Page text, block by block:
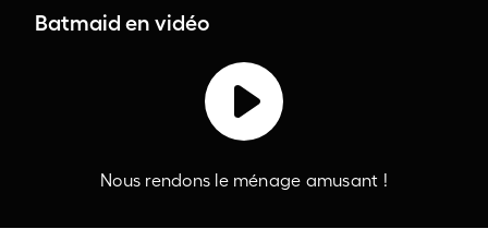
Batmaid en vidéo
Nous rendons le ménage amusant !